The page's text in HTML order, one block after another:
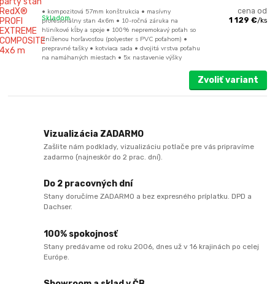
• kompozitová 57mm konštrukcia • masívny
profesionálny stan 4x6m • 10-ročná záruka na
hliníkové kĺby a spoje • 100% nepremokavý poťah so
zníženou horľavosťou (polyester s PVC poťahom) •
prepravné tašky • kotviaca sada • dvojitá vrstva poťahu
na namáhaných miestach • 5x nastavenie výšky
cena od
1 129 €/ks
Skladom
Zvoliť variant
Vizualizácia ZADARMO
Zašlite nám podklady, vizualizáciu potlače pre vás pripravíme
zadarmo (najneskôr do 2 prac. dní).
Do 2 pracovných dní
Stany doručíme ZADARMO a bez expresného príplatku. DPD a
Dachser.
100% spokojnosť
Stany predávame od roku 2006, dnes už v 16 krajinách po celej
Európe.